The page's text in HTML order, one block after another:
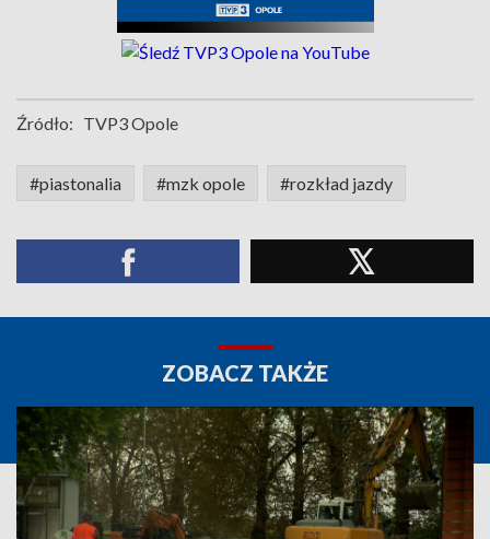
Źródło: TVP3 Opole
#piastonalia #mzk opole #rozkład jazdy
ZOBACZ TAKŻE